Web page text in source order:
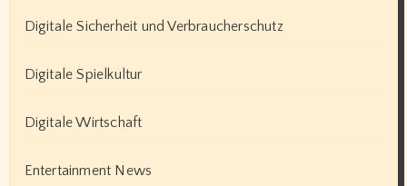
Digitale Sicherheit und Verbraucherschutz
Digitale Spielkultur
Digitale Wirtschaft
Entertainment News